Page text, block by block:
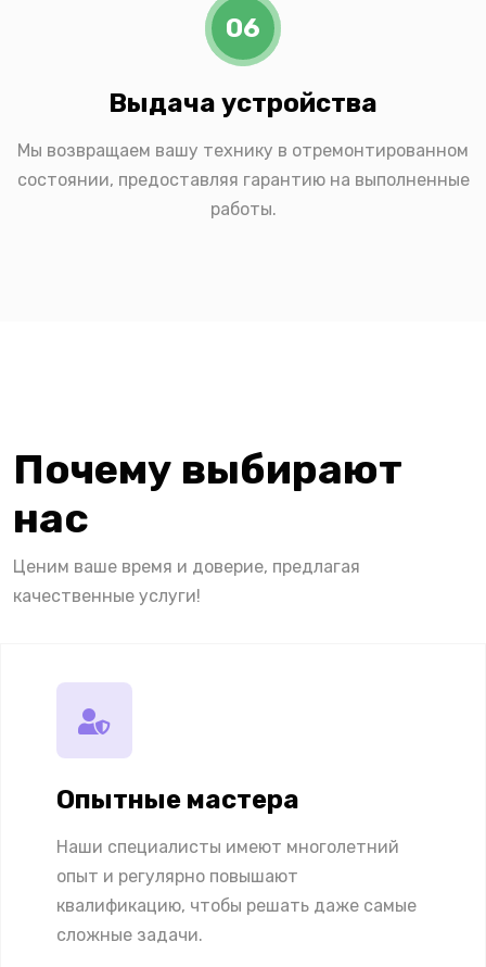
06
Выдача устройства
Мы возвращаем вашу технику в отремонтированном
состоянии, предоставляя гарантию на выполненные
работы.
Почему выбирают
нас
Ценим ваше время и доверие, предлагая
качественные услуги!
Опытные мастера
Наши специалисты имеют многолетний
опыт и регулярно повышают
квалификацию, чтобы решать даже самые
сложные задачи.